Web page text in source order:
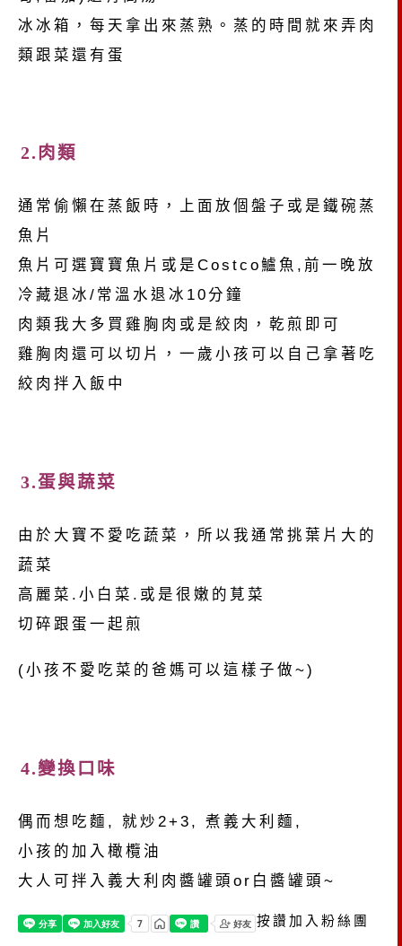
冰冰箱，每天拿出來蒸熟。蒸的時間就來弄肉
類跟菜還有蛋
2.肉類
通常偷懶在蒸飯時，上面放個盤子或是鐵碗蒸
魚片
魚片可選寶寶魚片或是Costco鱸魚,前一晚放
冷藏退冰/常溫水退冰10分鐘
肉類我大多買雞胸肉或是絞肉，乾煎即可
雞胸肉還可以切片，一歲小孩可以自己拿著吃
絞肉拌入飯中
3.蛋與蔬菜
由於大寶不愛吃蔬菜，所以我通常挑葉片大的
蔬菜
高麗菜.小白菜.或是很嫩的莧菜
切碎跟蛋一起煎
(小孩不愛吃菜的爸媽可以這樣子做~)
4.變換口味
偶而想吃麵, 就炒2+3, 煮義大利麵,
小孩的加入橄欖油
大人可拌入義大利肉醬罐頭or白醬罐頭~
按讚加入粉絲團